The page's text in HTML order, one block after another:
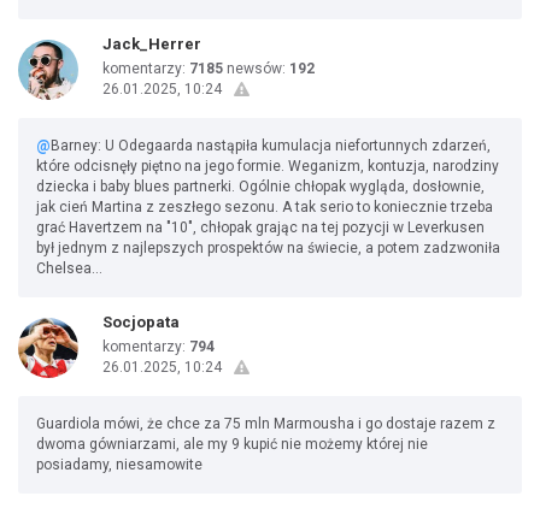
Jack_Herrer
komentarzy: 7185 newsów: 192
26.01.2025, 10:24
@ Barney: U Odegaarda nastąpiła kumulacja niefortunnych zdarzeń,
które odcisnęły piętno na jego formie. Weganizm, kontuzja, narodziny
dziecka i baby blues partnerki. Ogólnie chłopak wygląda, dosłownie,
jak cień Martina z zeszłego sezonu. A tak serio to koniecznie trzeba
grać Havertzem na "10", chłopak grając na tej pozycji w Leverkusen
był jednym z najlepszych prospektów na świecie, a potem zadzwoniła
Chelsea...
Socjopata
komentarzy: 794
26.01.2025, 10:24
Guardiola mówi, że chce za 75 mln Marmousha i go dostaje razem z
dwoma gówniarzami, ale my 9 kupić nie możemy której nie
posiadamy, niesamowite